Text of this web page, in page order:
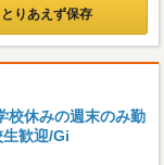
とりあえず保存
校休みの週末のみ勤
歓迎/Gi